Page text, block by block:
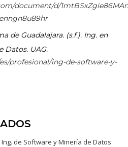
document/d/
de Guadalajara. (s.f.). Ing. en
Datos. UAG.
profesional/ing-de-software-y-
Ing. de Software y Minería de Datos